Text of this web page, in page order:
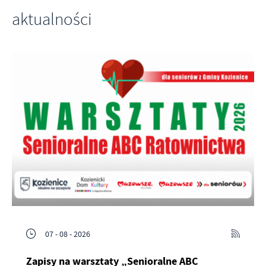
aktualności
07 - 08 - 2026
Zapisy na warsztaty „Senioralne ABC